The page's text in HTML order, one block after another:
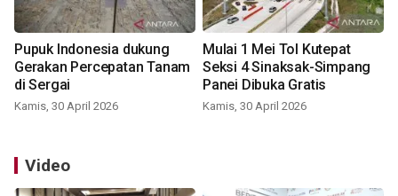
Pupuk Indonesia dukung
Gerakan Percepatan Tanam
di Sergai
Kamis, 30 April 2026
Mulai 1 Mei Tol Kutepat
Seksi 4 Sinaksak-Simpang
Panei Dibuka Gratis
Kamis, 30 April 2026
Video